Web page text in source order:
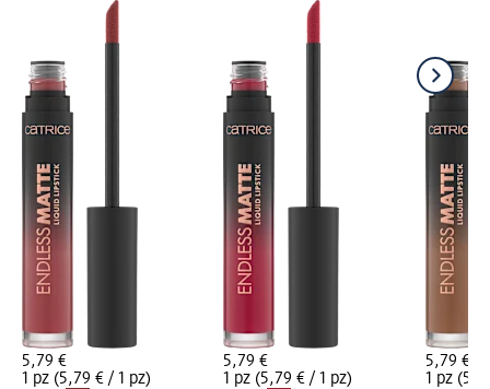
5,79 €
1 pz (5,79 € / 1 pz)
5,79 €
1 pz (5,79 € / 1 pz)
5,79 €
1 pz